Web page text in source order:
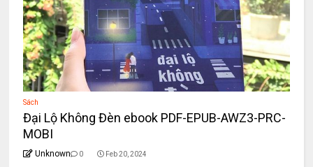
Sách
Đại Lộ Không Đèn ebook PDF-EPUB-AWZ3-PRC-
MOBI
Unknown 0 Feb 20, 2024